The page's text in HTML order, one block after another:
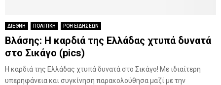
ΔΙΕΘΝΗ ΠΟΛΙΤΙΚΗ ΡΟΗ ΕΙΔΗΣΕΩΝ
Βλάσης: Η καρδιά της Ελλάδας χτυπά δυνατά
στο Σικάγο (pics)
Η καρδιά της Ελλάδας χτυπά δυνατά στο Σικάγο! Με ιδιαίτερη
υπερηφάνεια και συγκίνηση παρακολούθησα μαζί με την